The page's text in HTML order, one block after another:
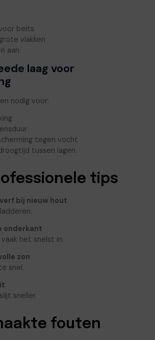
beits
vlakken
aan.
laag voor
nodig voor:
tegen vocht
tussen lagen.
tips
bij nieuw hout
onderkant
het snelst in.
zon
snel.
sneller.
fouten